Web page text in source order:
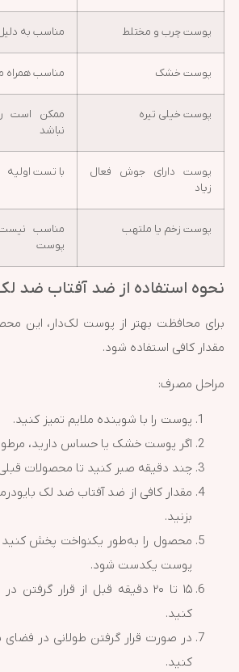
پوست چرب و مختلط مناسب به
پوست خشک مناسب همراه
پوست خیلی تیره
ممکن است
نباشد
پوست دارای جوش فعال
زیاد
با تست اولیه
پوست زخم یا ملتهب
مناسب
پوست
نحوه استفاده از ضد آفتاب ضد لک
برای محافظت بهتر از پوست لک‌دار، این
مقدار کافی استفاده شود.
مراحل مصرف:
پوست را با شوینده ملایم تمیز کنید.
اگر پوست خشک یا حساس دارید،
چند دقیقه صبر کنید تا محصولات
مقدار کافی از ضد آفتاب ضد لک
بزنید.
محصول را به‌طور یکنواخت پخش
پوست یکدست شود.
۱۵ تا ۲۰ دقیقه قبل از قرار
کنید.
در صورت قرار گرفتن طولانی در فضای
کنید.